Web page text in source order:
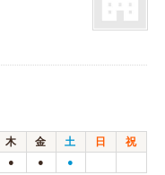
木 金 土 日
祝
● ● ●